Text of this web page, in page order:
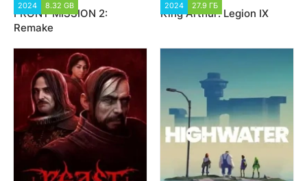
2024 8.32 GB
FRONT MISSION 2:
Remake
2024 27.9 ГБ
King Arthur: Legion IX